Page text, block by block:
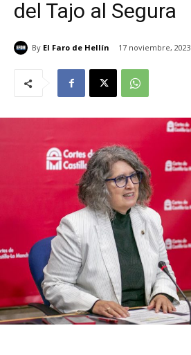
del Tajo al Segura
By El Faro de Hellín 17 noviembre, 2023